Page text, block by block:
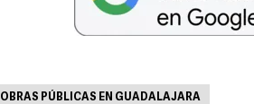
OBRAS PÚBLICAS EN GUADALAJARA